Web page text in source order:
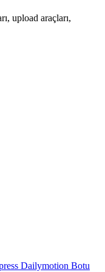
upload araçları,
Dailymotion Botu